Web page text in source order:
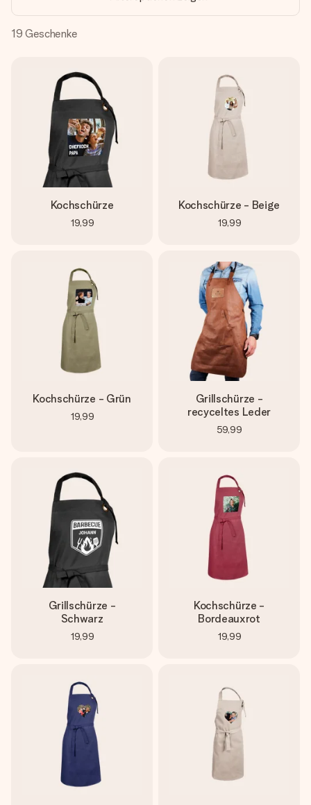
Montag - Freitag : 8:30 - 17:00 Uhr
Samstag - Sonntag : 8:30 - 13:00 Uhr
19 Geschenke
Kochschürze
19,99
Kochschürze - Beige
19,99
Kochschürze - Grün
19,99
Grillschürze -
recyceltes Leder
59,99
Grillschürze -
Schwarz
19,99
Kochschürze -
Bordeauxrot
19,99